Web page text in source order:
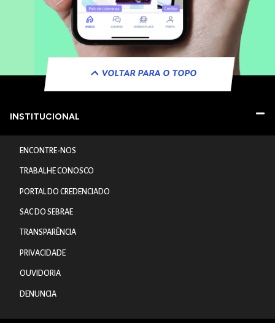
VOLTAR PARA O TOPO
INSTITUCIONAL
ENCONTRE-NOS
TRABALHE CONOSCO
PORTAL DO CREDENCIADO
SAC DO SEBRAE
TRANSPARÊNCIA
PRIVACIDADE
OUVIDORIA
DENUNCIA